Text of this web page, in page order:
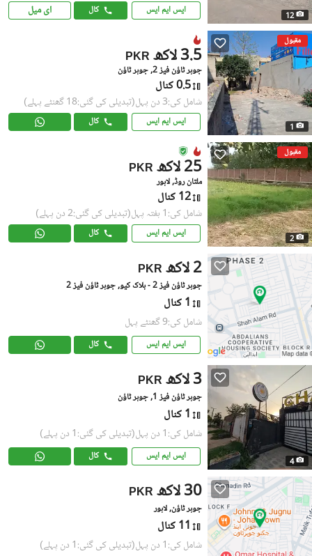
12 ایس ایم ایس کال ای میل
مقبول
1
PKR 3.5 لاکھ
جوہر ٹاؤن فیز 2, جوہر ٹاؤن
0.5 کنال
شامل کی:3 دن پہل (تبدیلی کی گئی:18 گھنٹے پہلے)
ایس ایم ایس کال
مقبول
2
PKR 25 لاکھ
ملتان روڈ, لاہور
12 کنال
شامل کی:1 ہفتہ پہل (تبدیلی کی گئی:2 دن پہلے)
ایس ایم ایس کال
PKR 2 لاکھ
جوہر ٹاؤن فیز 2 - بلاک کیو, جوہر ٹاؤن فیز 2
1 کنال
شامل کی:9 گھنٹے پہل
ایس ایم ایس کال
4
PKR 3 لاکھ
جوہر ٹاؤن فیز 1, جوہر ٹاؤن
1 کنال
شامل کی:1 دن پہل (تبدیلی کی گئی:1 دن پہلے)
ایس ایم ایس کال
PKR 30 لاکھ
جوہر ٹاؤن, لاہور
11 کنال
شامل کی:1 دن پہل (تبدیلی کی گئی:1 دن پہلے)